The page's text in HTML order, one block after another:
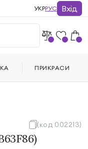
(код 002213)
УКРРУС Вхід
ПРИКРАСИ